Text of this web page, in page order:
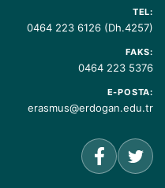
TEL:
0464 223 6126 (Dh.4257)
FAKS:
0464 223 5376
E-POSTA:
erasmus@erdogan.edu.tr